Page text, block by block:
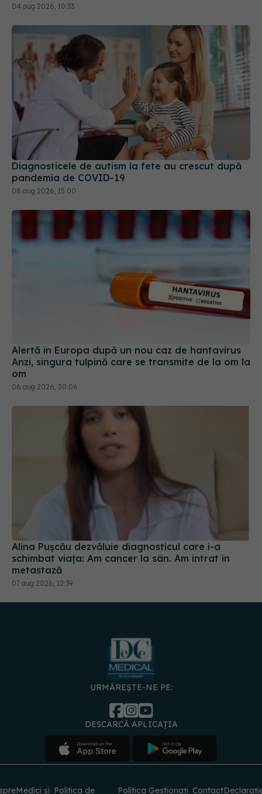
04 aug 2026, 10:33
Diagnosticele de autism la fete au crescut după
pandemia de COVID-19
08 aug 2026, 15:00
Alertă în Europa după un nou caz de hantavirus
Anzi, singura tulpină care se transmite de la om la
om
06 aug 2026, 20:06
Alina Pușcău dezvăluie diagnosticul care i-a
schimbat viața: Am cancer la sân. Am intrat în
metastază
07 aug 2026, 12:39
URMĂREȘTE-NE PE:
DESCARCĂ APLICAȚIA
Medici și Politica de Politica Gestionați Contact